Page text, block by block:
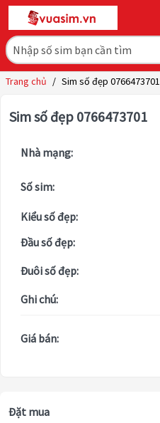
Trang chủ / Sim số đẹp 0766473701
Sim số đẹp 0766473701
Nhà mạng:
Số sim:
Kiểu số đẹp:
Đầu số đẹp:
Đuôi số đẹp:
Ghi chú:
Giá bán:
Đặt mua